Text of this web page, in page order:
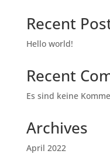
Recent
Hello world!
Recent
Es sind keine
Archives
April 2022